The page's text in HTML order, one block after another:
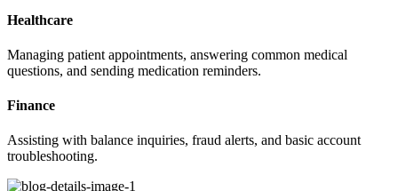
Healthcare
Managing patient appointments, answering common medical
questions, and sending medication reminders.
Finance
Assisting with balance inquiries, fraud alerts, and basic account
troubleshooting.